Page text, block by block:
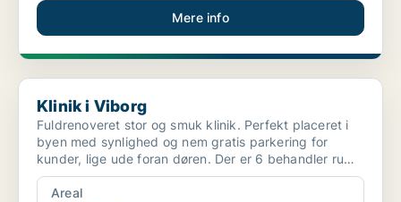
Mere info
Klinik i Viborg
Klinik i Viborg
Fuldrenoveret stor og smuk klinik. Perfekt placeret i
byen med synlighed og nem gratis parkering for
kunder, lige ude foran døren. Der er 6 behandler rum
12...
Areal